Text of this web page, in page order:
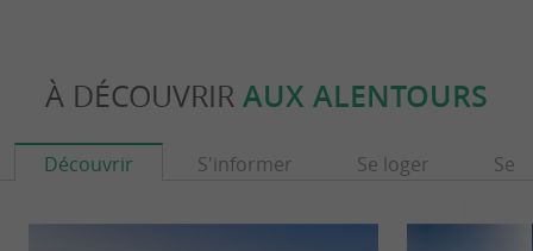
À DÉCOUVRIR AUX ALENTOURS
Découvrir S'informer Se loger Se